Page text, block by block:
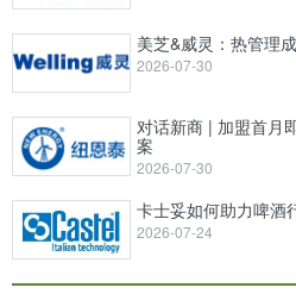
美芝&威灵：热管理
2026-07-30
对话新商 | 加盟首月
案
2026-07-30
卡士妥如何助力啤酒
2026-07-24